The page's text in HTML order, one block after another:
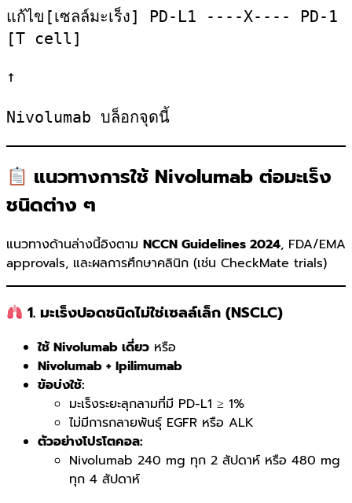
แก้ไข [เซลล์มะเร็ง] PD-L1 ----X---- PD-1
[T cell]
↑
Nivolumab บล็อกจุดนี้
แนวทางการใช้ Nivolumab ต่อมะเร็ง
ชนิดต่าง ๆ
แนวทางด้านล่างนี้อิงตาม NCCN Guidelines 2024, FDA/EMA
approvals, และผลการศึกษาคลินิก (เช่น CheckMate trials)
1. มะเร็งปอดชนิดไม่ใช่เซลล์เล็ก (NSCLC)
ใช้ Nivolumab เดี่ยว หรือ
Nivolumab + Ipilimumab
ข้อบ่งใช้:
มะเร็งระยะลุกลามที่มี PD-L1 ≥ 1%
ไม่มีการกลายพันธุ์ EGFR หรือ ALK
ตัวอย่างโปรโตคอล:
Nivolumab 240 mg ทุก 2 สัปดาห์ หรือ 480 mg
ทุก 4 สัปดาห์